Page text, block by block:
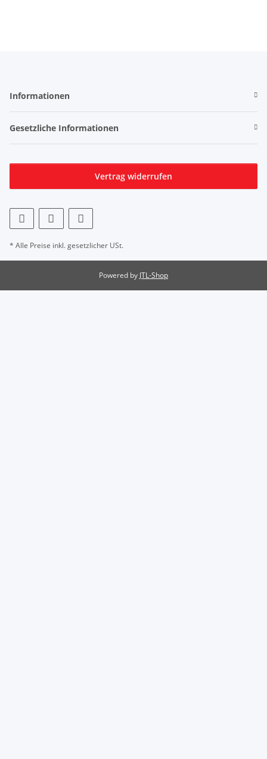
Informationen
Gesetzliche Informationen
Vertrag widerrufen
* Alle Preise inkl. gesetzlicher USt.
Powered by JTL-Shop